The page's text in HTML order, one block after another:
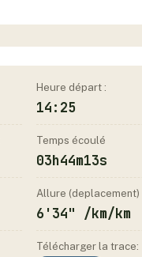
Heure départ :
14:25
Temps écoulé
03h44m13s
Allure (deplacement)
6'34" /km/km
Télécharger la trace: